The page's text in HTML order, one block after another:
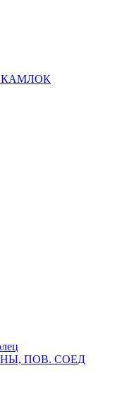
КАМЛОК
ПОВ. СОЕД